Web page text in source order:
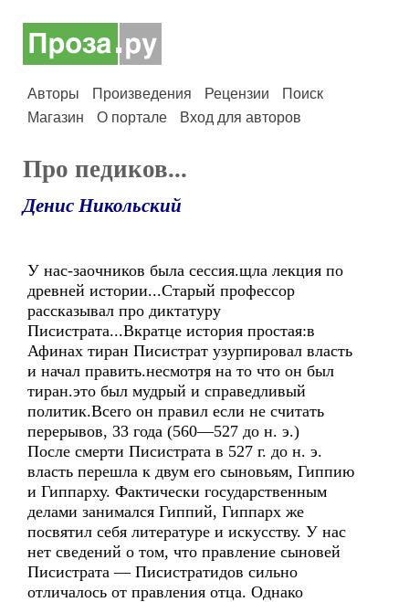
Авторы Произведения Рецензии
Поиск
Магазин
О портале Вход для авторов
Про педиков...
Денис Никольский
У нас-заочников была сессия.щла лекция по
древней истории...Старый профессор
рассказывал про диктатуру
Писистрата...Вкратце история простая:в
Афинах тиран Писистрат узурпировал власть
и начал править.несмотря на то что он был
тиран.это был мудрый и справедливый
политик.Всего он правил если не считать
перерывов, 33 года (560—527 до н. э.)
После смерти Писистрата в 527 г. до н. э.
власть перешла к двум его сыновьям, Гиппию
и Гиппарху. Фактически государственным
делами занимался Гиппий, Гиппарх же
посвятил себя литературе и искусству. У нас
нет сведений о том, что правление сыновей
Писистрата — Писистратидов сильно
отличалось от правления отца. Однако